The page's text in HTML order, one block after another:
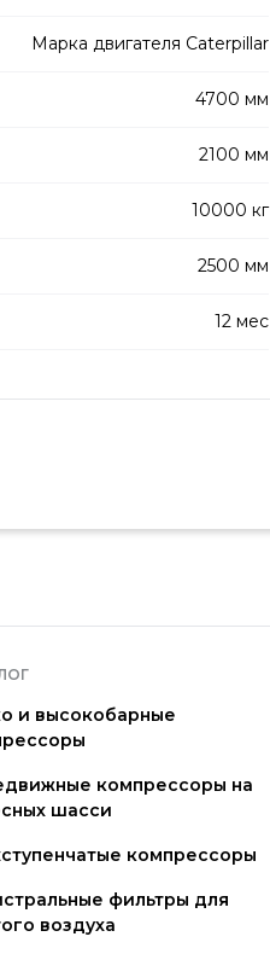
Марка двигателя Caterpillar
4700 мм
2100 мм
10000 кг
2500 мм
12 мес
и высокобарные
компрессоры на
шасси
компрессоры
фильтры для
воздуха